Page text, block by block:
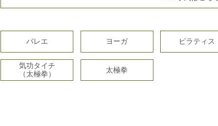
バレエ ヨーガ ピラティス
気功タイチ
（太極拳）
太極拳